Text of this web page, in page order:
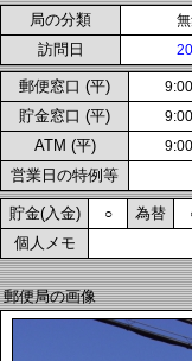
局の分類
訪問日
郵便窓口 (平)
貯金窓口 (平)
ATM (平)
営業日の特例等
貯金(入金) ○ 為替
個人メモ
郵便局の画像